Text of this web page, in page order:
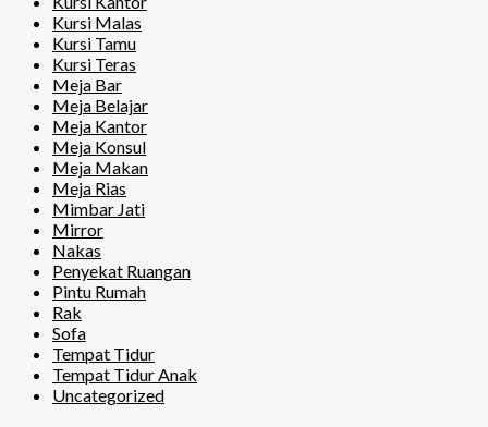
Kursi Malas
Kursi Tamu
Kursi Teras
Meja Bar
Meja Belajar
Meja Kantor
Meja Konsul
Meja Makan
Meja Rias
Mimbar Jati
Mirror
Nakas
Penyekat Ruangan
Pintu Rumah
Rak
Sofa
Tempat Tidur
Tempat Tidur Anak
Uncategorized